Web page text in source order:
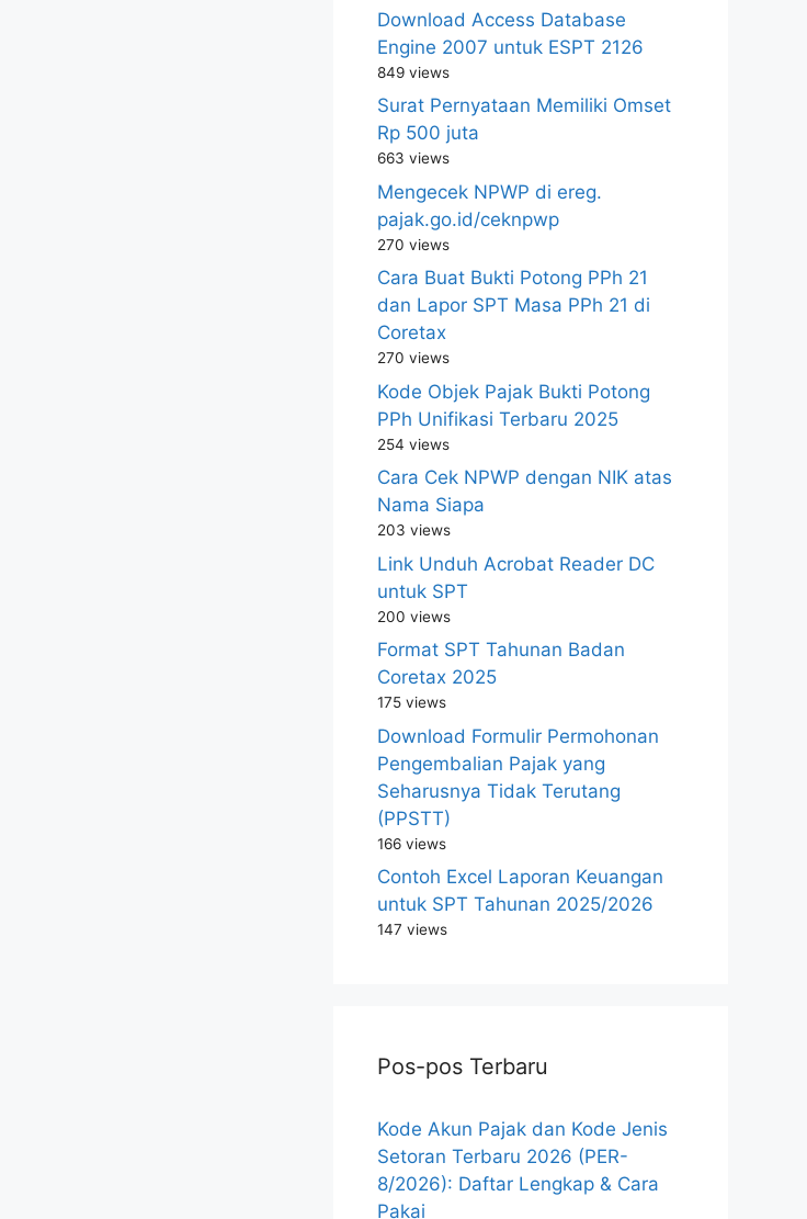
Download Access Database
Engine 2007 untuk ESPT 2126
849 views
Surat Pernyataan Memiliki Omset
Rp 500 juta
663 views
Mengecek NPWP di ereg.
pajak.go.id/ceknpwp
270 views
Cara Buat Bukti Potong PPh 21
dan Lapor SPT Masa PPh 21 di
Coretax
270 views
Kode Objek Pajak Bukti Potong
PPh Unifikasi Terbaru 2025
254 views
Cara Cek NPWP dengan NIK atas
Nama Siapa
203 views
Link Unduh Acrobat Reader DC
untuk SPT
200 views
Format SPT Tahunan Badan
Coretax 2025
175 views
Download Formulir Permohonan
Pengembalian Pajak yang
Seharusnya Tidak Terutang
(PPSTT)
166 views
Contoh Excel Laporan Keuangan
untuk SPT Tahunan 2025/2026
147 views
Pos-pos Terbaru
Kode Akun Pajak dan Kode Jenis
Setoran Terbaru 2026 (PER-
8/2026): Daftar Lengkap & Cara
Pakai